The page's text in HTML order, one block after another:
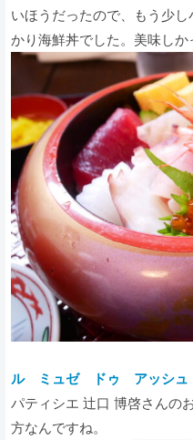
いほうだったので、もう少
かり海鮮丼でした。美味しか
ル ミュゼ ドゥ アッシュ
パティシエ 辻口 博啓さんの
方なんですね。